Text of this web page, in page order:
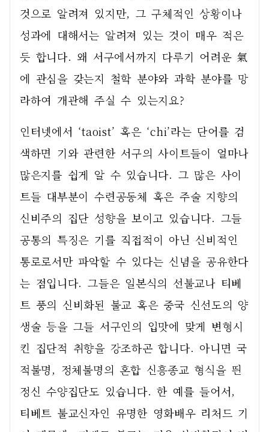
것으로 알려져 있지만, 그 구체적인 상황이나
성과에 대해서는 알려져 있는 것이 매우 적은
듯 합니다. 왜 서구에서까지 다루기 어려운 氣
에 관심을 갖는지 철학 분야와 과학 분야를 망
라하여 개관해 주실 수 있는지요?
인터넷에서 ‘taoist’ 혹은 ‘chi’라는 단어를 검
색하면 기와 관련한 서구의 사이트들이 얼마나
많은지를 쉽게 알 수 있습니다. 그 많은 사이
트들 대부분이 수련공동체 혹은 주술 지향의
신비주의 집단 성향을 보이고 있습니다. 그들
공통의 특징은 기를 직접적이 아닌 신비적인
통로로서만 파악할 수 있다는 신념을 공유한다
는 점입니다. 그들은 일본식의 선불교나 티베
트 풍의 신비화된 불교 혹은 중국 신선도의 양
생술 등을 그들 서구인의 입맛에 맞게 변형시
킨 집단적 취향을 강조하곤 합니다. 아니면 국
적불명, 정체불명의 혼합 신흥종교 형식을 띈
정신 수양집단도 있습니다. 한 예를 들어서,
티베트 불교신자인 유명한 영화배우 리처드 기